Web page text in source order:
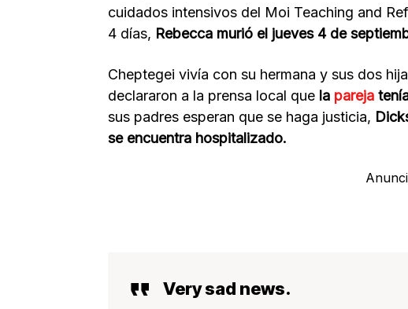
cuidados intensivos del Moi Teaching and
4 días, Rebecca murió el jueves 4 de
Cheptegei vivía con su hermana y sus dos
declararon a la prensa local que la pareja
sus padres esperan que se haga justicia,
se encuentra hospitalizado.
Very sad news.